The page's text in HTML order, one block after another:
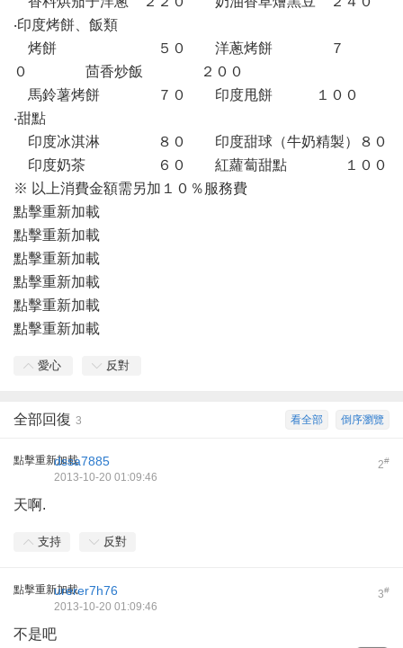
‧印度烤餅、飯類
烤餅 ５０ 洋蔥烤餅 ７
０ 茴香炒飯 ２００
馬鈴薯烤餅 ７０ 印度甩餅 １００
‧甜點
印度冰淇淋 ８０ 印度甜球（牛奶精製）８０
印度奶茶 ６０ 紅蘿蔔甜點 １００
※ 以上消費金額需另加１０％服務費
點擊重新加載
點擊重新加載
點擊重新加載
點擊重新加載
點擊重新加載
點擊重新加載
愛心 反對
倒序瀏覽
看全部
全部回復 3
點擊重新加載 2#
dssa7885
2013-10-20 01:09:46
天啊.
支持 反對
點擊重新加載 3#
urerer7h76
2013-10-20 01:09:46
不是吧